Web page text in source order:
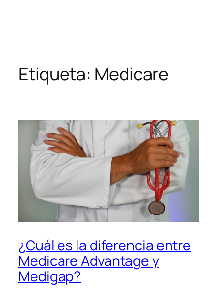
Etiqueta: Medicare
¿Cuál es la diferencia entre
Medicare Advantage y
Medigap?